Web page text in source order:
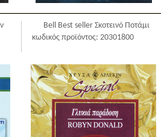
Bell Best seller Σκοτεινό Ποτάμι
κωδικός προϊόντος: 20301800